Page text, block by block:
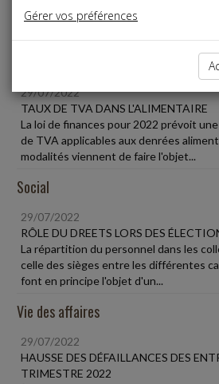
Liste des dernières dépêches
29/07/2022
TAUX DE TVA DANS L'ALIMENTAIRE
La loi de finances pour 2022 prévoit
de TVA applicables aux denrées
modalités viennent de faire l'objet...
Social
29/07/2022
RÔLE DU DREETS LORS DES
La répartition du personnel dans les
celle des sièges entre les différentes
font en principe l'objet d'un...
Vie des affaires
29/07/2022
HAUSSE DES DÉFAILLANCES DES
TRIMESTRE 2022
Gérer vos préférences